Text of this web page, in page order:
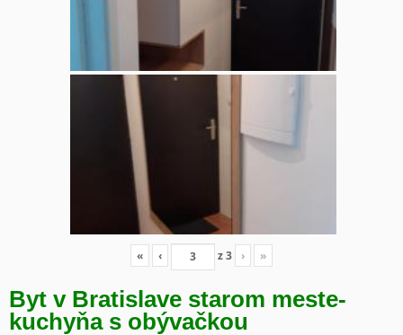
« ‹ z3 › »
Byt v Bratislave starom meste-
kuchyňa s obývačkou